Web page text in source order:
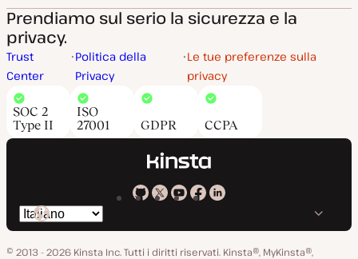
Prendiamo sul serio la sicurezza e la
privacy.
Trust
Center
Politica della
Privacy
Le tue preferenze sulla
privacy
SOC 2
Type II
ISO
27001
GDPR CCPA
Kinsta
GitHub
Kinsta
X
Kinsta
YouTube
Kinsta
Facebook
Kinsta
LinkedIn
Cambia
lingua
© 2013 - 2026 Kinsta Inc. Tutti i diritti riservati. Kinsta®, MyKinsta®,